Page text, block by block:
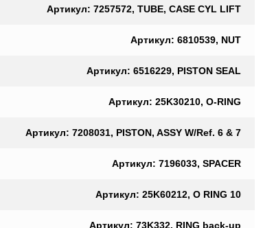
Артикул: 7257572, TUBE, CASE CYL LIFT
Артикул: 6810539, NUT
Артикул: 6516229, PISTON SEAL
Артикул: 25K30210, O-RING
Артикул: 7208031, PISTON, ASSY W/Ref. 6 & 7
Артикул: 7196033, SPACER
Артикул: 25K60212, O RING 10
Артикул: 73K332, RING back-up